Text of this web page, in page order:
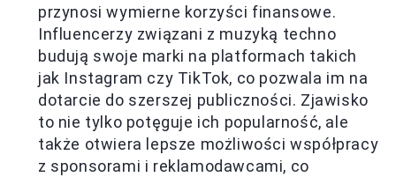
przynosi wymierne korzyści finansowe.
Influencerzy związani z muzyką techno
budują swoje marki na platformach takich
jak Instagram czy TikTok, co pozwala im na
dotarcie do szerszej publiczności. Zjawisko
to nie tylko potęguje ich popularność, ale
także otwiera lepsze możliwości współpracy
z sponsorami i reklamodawcami, co